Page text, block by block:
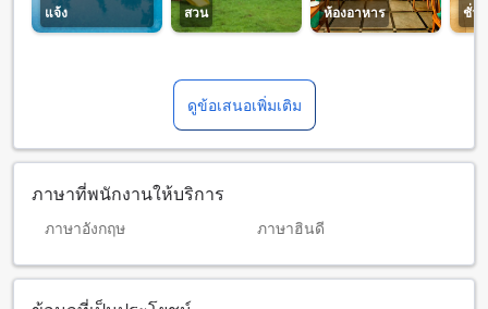
แจ้ง
สวน ห้องอาหาร
ชั่ว
ดูข้อเสนอเพิ่มเติม
ภาษาที่พนักงานให้บริการ
ภาษาอังกฤษ ภาษาฮินดี